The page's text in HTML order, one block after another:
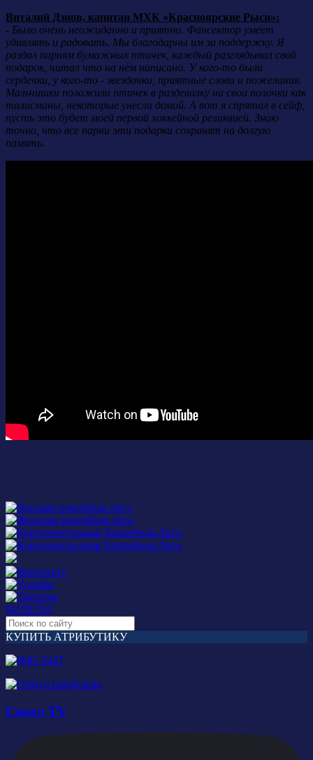
Виталий Дзиов, капитан МХК «Красноярские Рыси»:
- Было очень неожиданно и приятно. Фансектор умеет
удивлять и радовать. Мы благодарны им за поддержку. Я
раздал парням бумажных птичек, каждый разглядывал свой
подарок, читал что на нём написано. У кого-то были
сердечки, у кого-то - звездочки, приятные слова и пожелания.
Мальчишки положили птичек в раздевалку на свои полочки как
талисманы, некоторые унесли домой. А вот я спрятал в сейф,
пусть это будет моей первой хоккейной реликвией. Знаю
точно, что все парни эти подарки сохранят на долгую
память.
БИЛЕТЫ
КУПИТЬ АТРИБУТИКУ
Сокол TV